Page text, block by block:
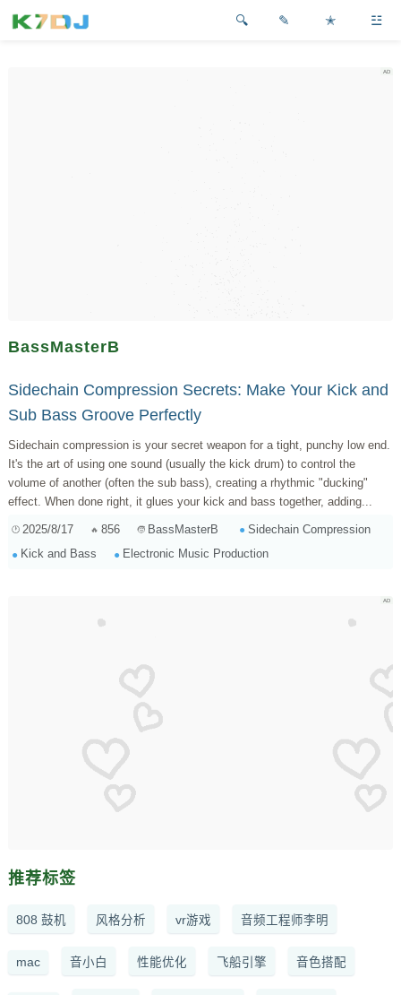
✎ ✭ ☳
BassMasterB
Sidechain Compression Secrets: Make Your Kick and
Sub Bass Groove Perfectly
Sidechain compression is your secret weapon for a tight, punchy low end.
It's the art of using one sound (usually the kick drum) to control the
volume of another (often the sub bass), creating a rhythmic "ducking"
effect. When done right, it glues your kick and bass together, adding...
2025/8/17 856 BassMasterB
Sidechain Compression
Kick and Bass
Electronic Music Production
推荐标签
808 鼓机 风格分析 vr游戏 音频工程师李明
mac 音小白 性能优化 飞船引擎 音色搭配